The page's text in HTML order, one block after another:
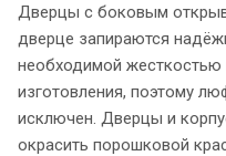
Дверцы с боковым
дверце запираются
необходимой
изготовления, поэтому
исключен. Дверцы и
окрасить порошковой